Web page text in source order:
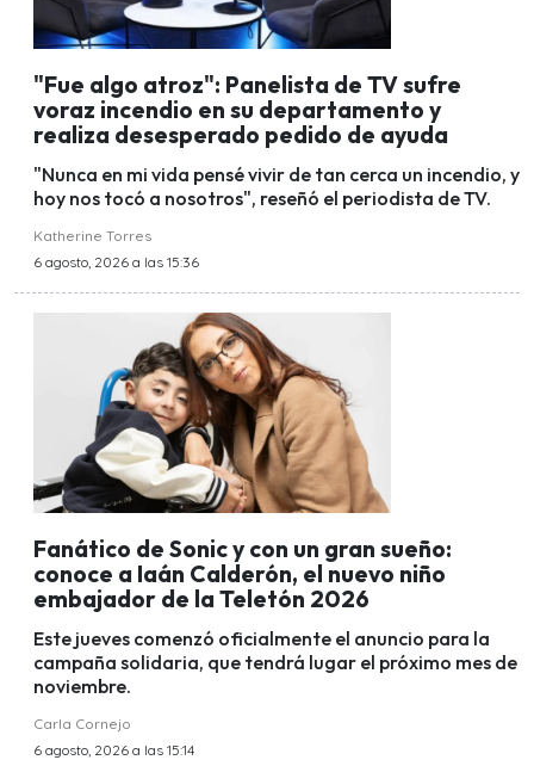
"Fue algo atroz": Panelista de TV sufre
voraz incendio en su departamento y
realiza desesperado pedido de ayuda
"Nunca en mi vida pensé vivir de tan cerca un incendio, y
hoy nos tocó a nosotros", reseñó el periodista de TV.
Katherine Torres
6 agosto, 2026 a las 15:36
Fanático de Sonic y con un gran sueño:
conoce a Iaán Calderón, el nuevo niño
embajador de la Teletón 2026
Este jueves comenzó oficialmente el anuncio para la
campaña solidaria, que tendrá lugar el próximo mes de
noviembre.
Carla Cornejo
6 agosto, 2026 a las 15:14